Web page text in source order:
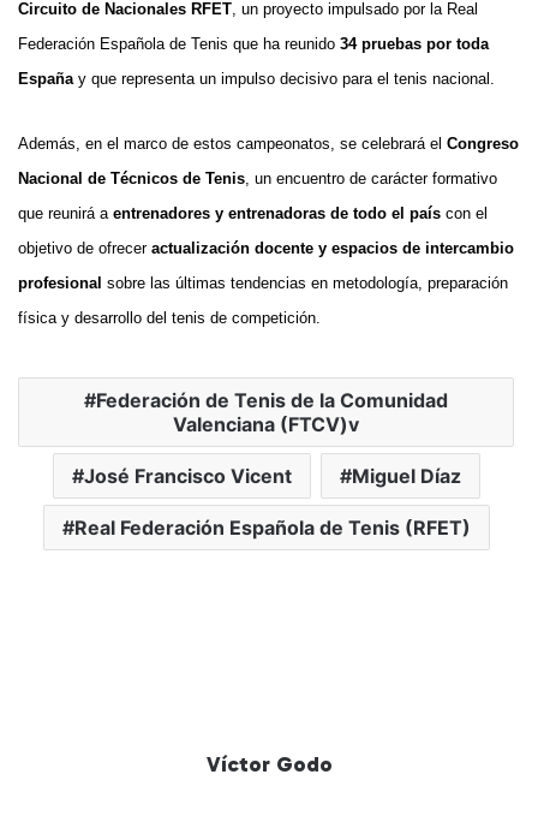
Circuito de Nacionales RFET , un proyecto impulsado por la Real
Federación Española de Tenis que ha reunido 34 pruebas por toda
España y que representa un impulso decisivo para el tenis nacional.
Además, en el marco de estos campeonatos, se celebrará el Congreso
Nacional de Técnicos de Tenis , un encuentro de carácter formativo
que reunirá a entrenadores y entrenadoras de todo el país con el
objetivo de ofrecer actualización docente y espacios de intercambio
profesional sobre las últimas tendencias en metodología, preparación
física y desarrollo del tenis de competición.
Federación de Tenis de la Comunidad
Valenciana (FTCV)v
José Francisco Vicent Miguel Díaz
Real Federación Española de Tenis (RFET)
Víctor Godo